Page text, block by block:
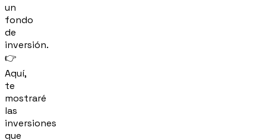
un
fondo
de
inversión.
👉
Aquí,
te
mostraré
las
inversiones
que